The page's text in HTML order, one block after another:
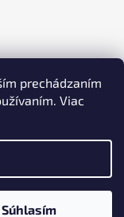
prechádzaním
Viac
Súhlasím
. Všetky práva